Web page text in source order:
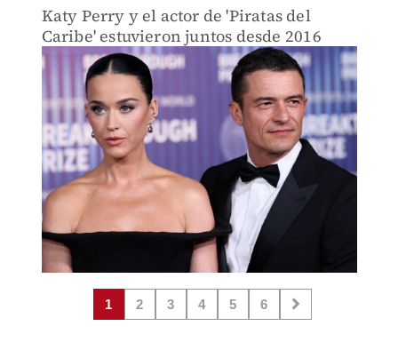
Katy Perry y el actor de 'Piratas del
Caribe' estuvieron juntos desde 2016
1 2 3 4 5 6